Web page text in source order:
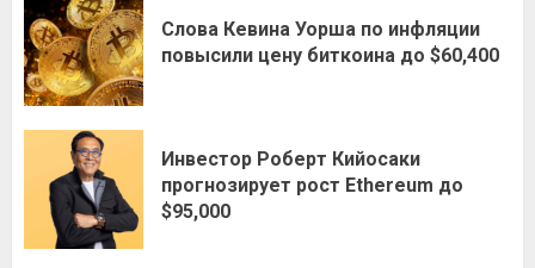
Слова Кевина Уорша по инфляции
повысили цену биткоина до $60,400
Инвестор Роберт Кийосаки
прогнозирует рост Ethereum до
$95,000